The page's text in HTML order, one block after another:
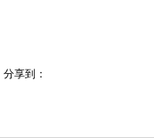
分享到：